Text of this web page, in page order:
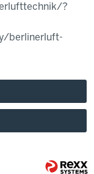
?
berlinerluft-